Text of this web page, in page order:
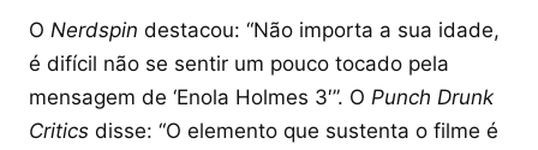
O Nerdspin destacou: “Não importa a sua idade,
é difícil não se sentir um pouco tocado pela
mensagem de ‘Enola Holmes 3′”. O Punch Drunk
Critics disse: “O elemento que sustenta o filme é